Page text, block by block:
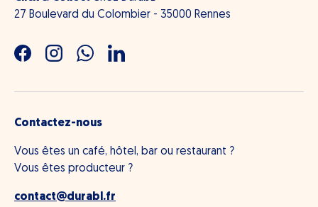
27 Boulevard du Colombier - 35000 Rennes
FacebookInstagramWhatsAppLinkedIn
Contactez-nous
Vous êtes un café, hôtel, bar ou restaurant ?
Vous êtes producteur ?
contact@durabl.fr